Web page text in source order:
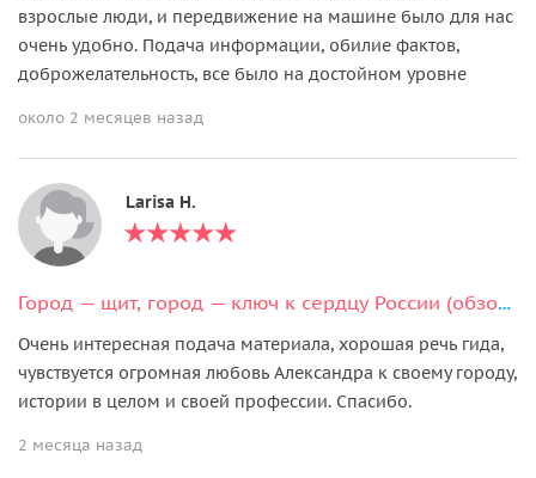
взрослые люди, и передвижение на машине было для нас
очень удобно. Подача информации, обилие фактов,
доброжелательность, все было на достойном уровне
около 2 месяцев назад
Larisa H.
Город — щит, город — ключ к сердцу России (обзорная экскурсия)
Очень интересная подача материала, хорошая речь гида,
чувствуется огромная любовь Александра к своему городу,
истории в целом и своей профессии. Спасибо.
2 месяца назад